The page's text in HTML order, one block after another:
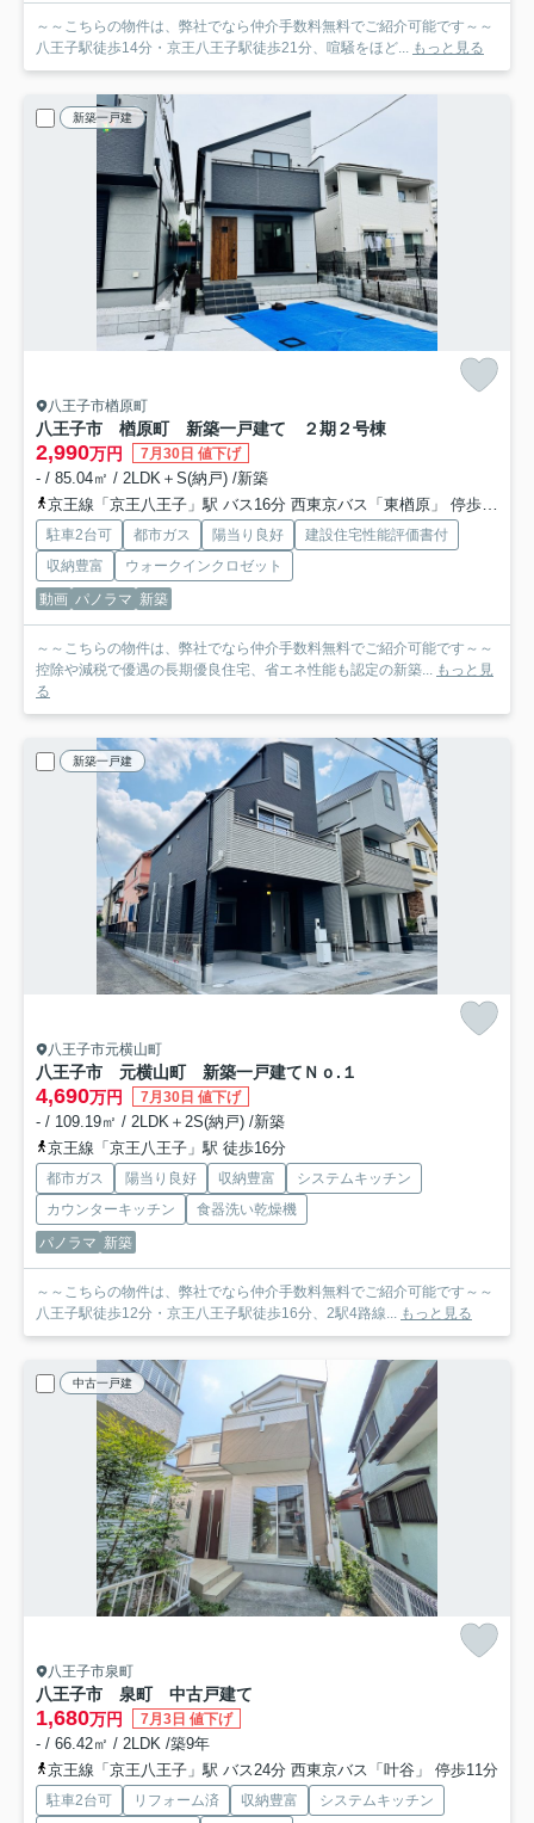
～～こちらの物件は、弊社でなら仲介手数料無料でご紹介可能です～～
八王子駅徒歩14分・京王八王子駅徒歩21分、喧騒をほど...
もっと見る
新築一戸建
八王子市楢原町
八王子市 楢原町 新築一戸建て ２期２号棟
2,990万円 7月30日 値下げ
- / 85.04㎡ / 2LDK＋S(納戸) /新築
京王線「京王八王子」駅 バス16分 西東京バス「東楢原」 停歩9分
駐車2台可 都市ガス 陽当り良好
建設住宅性能評価書付
収納豊富
ウォークインクロゼット
動画 パノラマ 新築
～～こちらの物件は、弊社でなら仲介手数料無料でご紹介可能です～～
控除や減税で優遇の長期優良住宅、省エネ性能も認定の新築...
もっと見
る
新築一戸建
八王子市元横山町
八王子市 元横山町 新築一戸建て Ｎｏ.１
4,690万円 7月30日 値下げ
- / 109.19㎡ / 2LDK＋2S(納戸) /新築
京王線「京王八王子」駅 徒歩16分
都市ガス 陽当り良好 収納豊富
システムキッチン
カウンターキッチン
食器洗い乾燥機
パノラマ 新築
～～こちらの物件は、弊社でなら仲介手数料無料でご紹介可能です～～
八王子駅徒歩12分・京王八王子駅徒歩16分、2駅4路線...
もっと見る
中古一戸建
八王子市泉町
八王子市 泉町 中古戸建て
1,680万円 7月3日 値下げ
- / 66.42㎡ / 2LDK /築9年
京王線「京王八王子」駅 バス24分 西東京バス「叶谷」 停歩11分
駐車2台可 リフォーム済 収納豊富
システムキッチン